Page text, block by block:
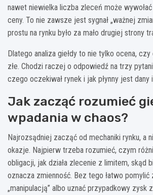
nawet niewielka liczba zleceń może
ceny. To nie zawsze jest sygnał „ważnej
prostu na rynku było za mało drugiej strony
Dlatego analiza giełdy to nie tylko ocena,
złe. Chodzi raczej o odpowiedź na trzy
czego oczekiwał rynek i jak płynny jest dany
Jak zacząć rozumieć
wpadania w chaos?
Najrozsądniej zacząć od mechaniki rynku, a
okazje. Najpierw trzeba rozumieć, czym
obligacji, jak działa zlecenie z limitem, skąd
oznacza zmienność. Bez tego łatwo pomylić
„manipulacją” albo uznać przypadkowy zysk